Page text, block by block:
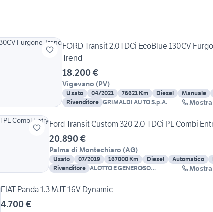
FORD Transit 2.0TDCi EcoBlue 130CV
Trend
18.200 €
Vigevano (PV)
Usato 04/2021 76621 Km Diesel Manuale
Rivenditore GRIMALDI AUTO S.p.A.
Ford Transit Custom 320 2.0 TDCi PL Combi
20.890 €
Palma di Montechiaro (AG)
Usato 07/2019 167000 Km Diesel Automatico
Rivenditore ALOTTO E GENEROSO
FIAT Panda 1.3 MJT 16V Dynamic
4.700 €